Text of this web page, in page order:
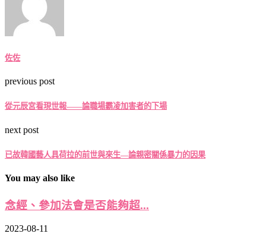
佐佐
previous post
從元辰宮看現世報——論職場霸凌加害者的下場
next post
已故韓國藝人具荷拉的前世與來生—論親密關係暴力的因果
You may also like
念經、參加法會是否能夠超...
2023-08-11